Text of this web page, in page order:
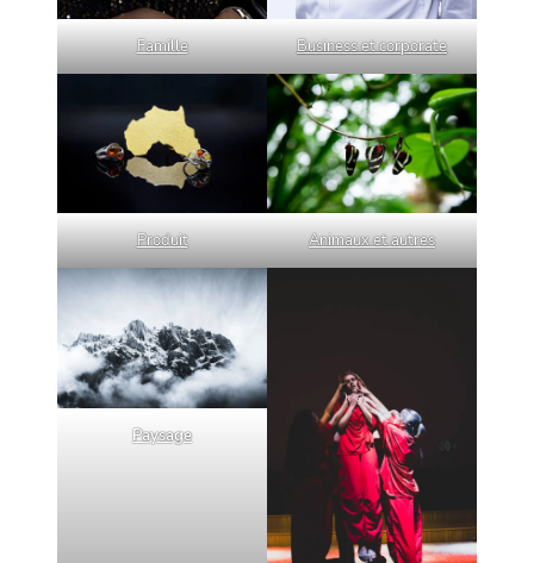
Famille Business et corporate
Produit Animaux et autres
Paysage